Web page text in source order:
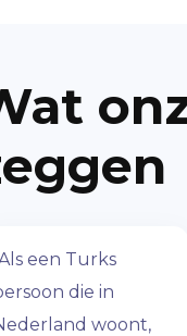
een Turks
die in
woont,